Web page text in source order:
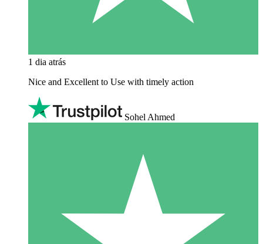
1 dia atrás
Nice and Excellent to Use with timely action
Sohel Ahmed